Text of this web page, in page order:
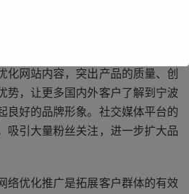
化网站内容，突出产品的质量、创
势，让更多国内外客户了解到宁波
良好的品牌形象。社交媒体平台的
吸引大量粉丝关注，进一步扩大品
络优化推广是拓展客户群体的有效